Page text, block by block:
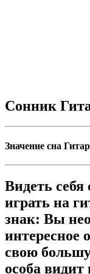
Сонник
Значение сна
Видеть себя
играть на
знак: Вы
интересное
свою
особа